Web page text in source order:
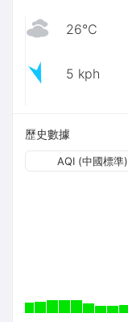
26℃
5 kph
歷史數據
AQI (中國標準)